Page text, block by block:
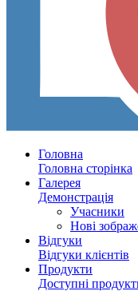
Головна
Головна сторінка
Галерея
Демонстрація
Учасники
Нові
Відгуки
Відгуки клієнтів
Продукти
Доступні